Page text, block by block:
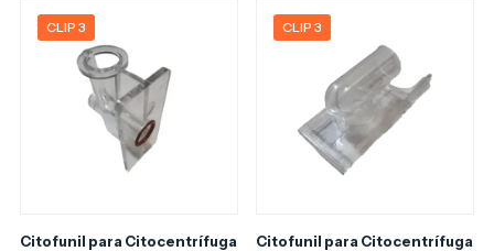
CLIP 3
Citofunil para Citocentrífuga
CLIP 3
Citofunil para Citocentrífuga